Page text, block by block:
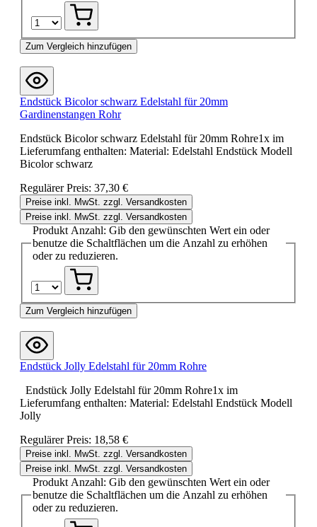
Zum Vergleich hinzufügen
Endstück Bicolor schwarz Edelstahl für 20mm
Gardinenstangen Rohr
Endstück Bicolor schwarz Edelstahl für 20mm Rohre1x im
Lieferumfang enthalten: Material: Edelstahl Endstück Modell
Bicolor schwarz
Regulärer Preis: 37,30 €
Preise inkl. MwSt. zzgl. Versandkosten
Preise inkl. MwSt. zzgl. Versandkosten
Produkt Anzahl: Gib den gewünschten Wert ein oder
benutze die Schaltflächen um die Anzahl zu erhöhen
oder zu reduzieren.
Zum Vergleich hinzufügen
Endstück Jolly Edelstahl für 20mm Rohre
Endstück Jolly Edelstahl für 20mm Rohre1x im
Lieferumfang enthalten: Material: Edelstahl Endstück Modell
Jolly
Regulärer Preis: 18,58 €
Preise inkl. MwSt. zzgl. Versandkosten
Preise inkl. MwSt. zzgl. Versandkosten
Produkt Anzahl: Gib den gewünschten Wert ein oder
benutze die Schaltflächen um die Anzahl zu erhöhen
oder zu reduzieren.